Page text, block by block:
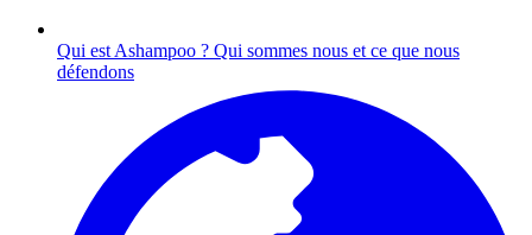
Qui est Ashampoo ? Qui sommes nous et ce que nous
défendons